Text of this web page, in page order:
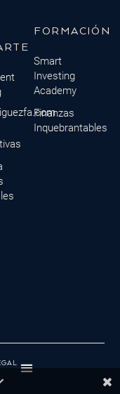
FORMACIÓN
Smart
Investing
Academy
Finanzas
Inquebrantables